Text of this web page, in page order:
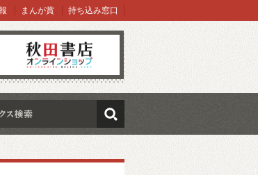
ンラインショップ
まんが賞 持ち込み窓口
検索